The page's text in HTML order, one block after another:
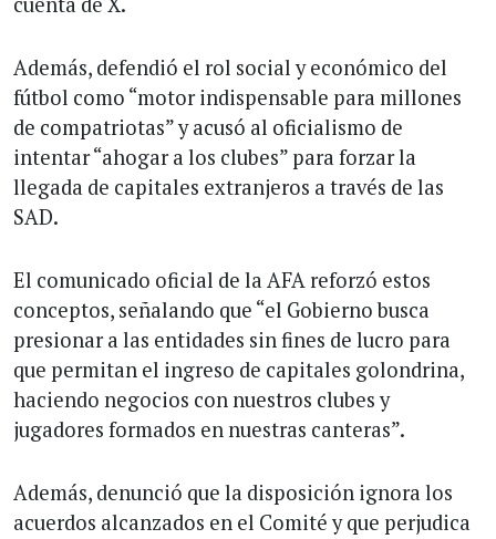
Además, defendió el rol social y económico del
fútbol como “motor indispensable para millones
de compatriotas” y acusó al oficialismo de
intentar “ahogar a los clubes” para forzar la
llegada de capitales extranjeros a través de las
SAD.
El comunicado oficial de la AFA reforzó estos
conceptos, señalando que “el Gobierno busca
presionar a las entidades sin fines de lucro para
que permitan el ingreso de capitales golondrina,
haciendo negocios con nuestros clubes y
jugadores formados en nuestras canteras”.
Además, denunció que la disposición ignora los
acuerdos alcanzados en el Comité y que perjudica